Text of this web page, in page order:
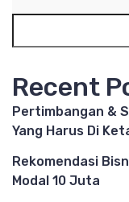
Recent
Pertimbangan &
Yang Harus Di
Rekomendasi
Modal 10 Juta